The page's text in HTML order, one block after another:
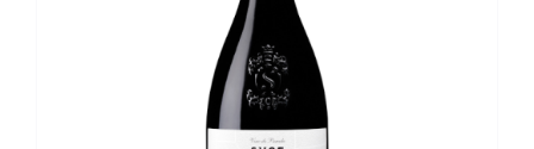
DETALLES